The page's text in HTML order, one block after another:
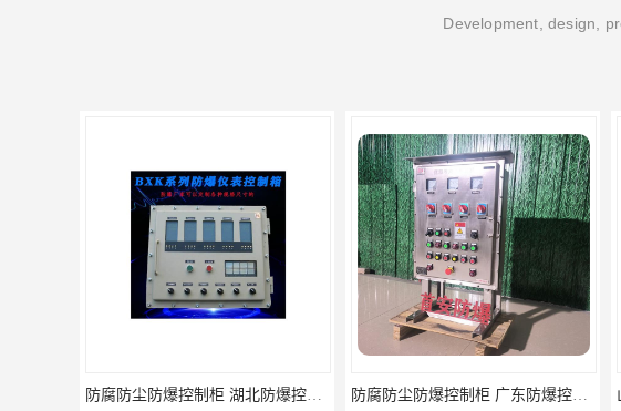
Development, design,
防腐防尘防爆控制柜 湖北防爆控制箱 防腐防尘防爆控制柜 广东防爆控制柜